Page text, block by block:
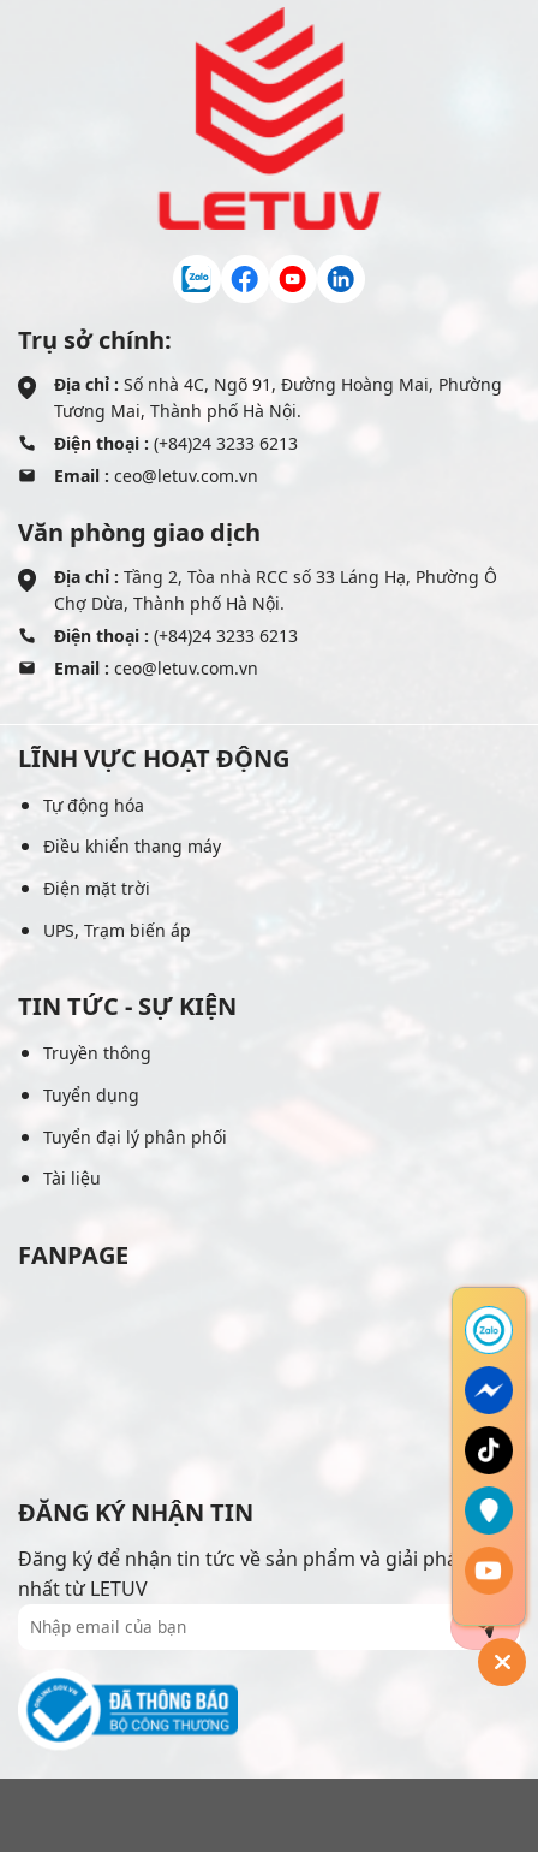
Trụ sở chính:
Địa chỉ : Số nhà 4C, Ngõ 91, Đường Hoàng Mai, Phường
Tương Mai, Thành phố Hà Nội.
Điện thoại : (+84)24 3233 6213
Email : ceo@letuv.com.vn
Văn phòng giao dịch
Địa chỉ : Tầng 2, Tòa nhà RCC số 33 Láng Hạ, Phường Ô
Chợ Dừa, Thành phố Hà Nội.
Điện thoại : (+84)24 3233 6213
Email : ceo@letuv.com.vn
LĨNH VỰC HOẠT ĐỘNG
Tự động hóa
Điều khiển thang máy
Điện mặt trời
UPS, Trạm biến áp
TIN TỨC - SỰ KIỆN
Truyền thông
Tuyển dụng
Tuyển đại lý phân phối
Tài liệu
FANPAGE
ĐĂNG KÝ NHẬN TIN
Đăng ký để nhận tin tức về sản phẩm và giải pháp mới
nhất từ LETUV